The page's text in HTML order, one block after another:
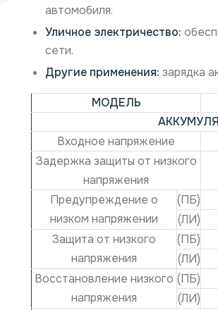
автомобиля.
Уличное электричество:
сети.
Другие применения: зарядка
МОДЕЛЬ
Входное напряжение
Задержка защиты от низкого
напряжения
Предупреждение о
низком напряжении
(ПБ)
(ЛИ)
Защита от низкого
напряжения
(ПБ)
(ЛИ)
Восстановление низкого
напряжения
(ПБ)
(ЛИ)